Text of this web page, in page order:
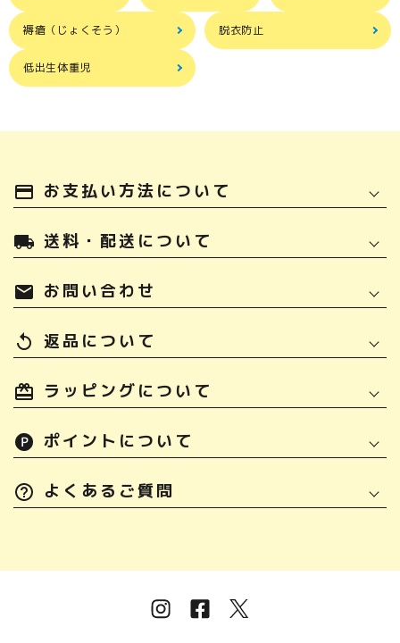
褥瘡（じょくそう） 脱衣防止
低出生体重児
payment お支払い方法について
local_shipping 送料・配送について
mail お問い合わせ
replay 返品について
ラッピングについて
ポイントについて
よくあるご質問